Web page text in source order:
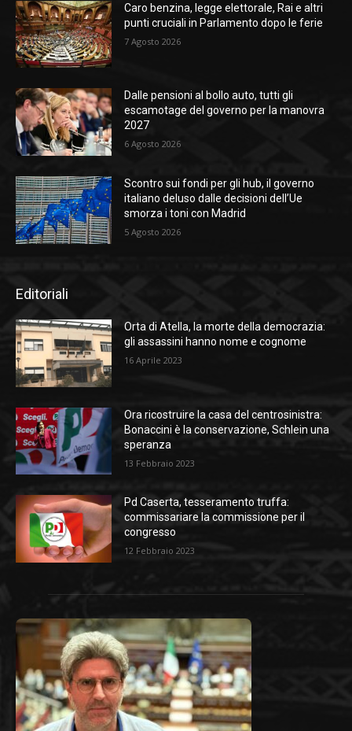
Caro benzina, legge elettorale, Rai e altri
punti cruciali in Parlamento dopo le ferie
7 Agosto 2026
Dalle pensioni al bollo auto, tutti gli
escamotage del governo per la manovra
2027
6 Agosto 2026
Scontro sui fondi per gli hub, il governo
italiano deluso dalle decisioni dell’Ue
smorza i toni con Madrid
5 Agosto 2026
Editoriali
Orta di Atella, la morte della democrazia:
gli assassini hanno nome e cognome
16 Aprile 2023
Ora ricostruire la casa del centrosinistra:
Bonaccini è la conservazione, Schlein una
speranza
13 Febbraio 2023
Pd Caserta, tesseramento truffa:
commissariare la commissione per il
congresso
12 Febbraio 2023